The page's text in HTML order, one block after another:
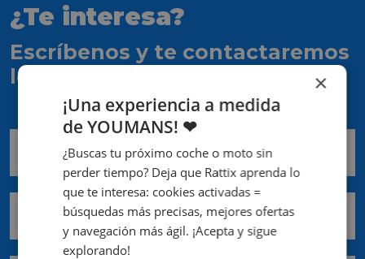
¿Te interesa?
Escríbenos y te contactaremos
lo antes posible
Nombre *
Apellidos *
×
¡Una experiencia a medida
de YOUMANS! ❤
¿Buscas tu próximo coche o moto sin
perder tiempo? Deja que Rattix aprenda lo
que te interesa: cookies activadas =
búsquedas más precisas, mejores ofertas
y navegación más ágil. ¡Acepta y sigue
explorando!